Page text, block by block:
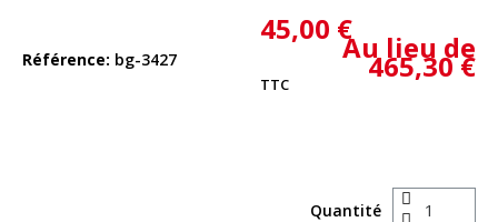
Référence bg-3427
45,00 €
Au lieu de
465,30 €
TTC
Quantité